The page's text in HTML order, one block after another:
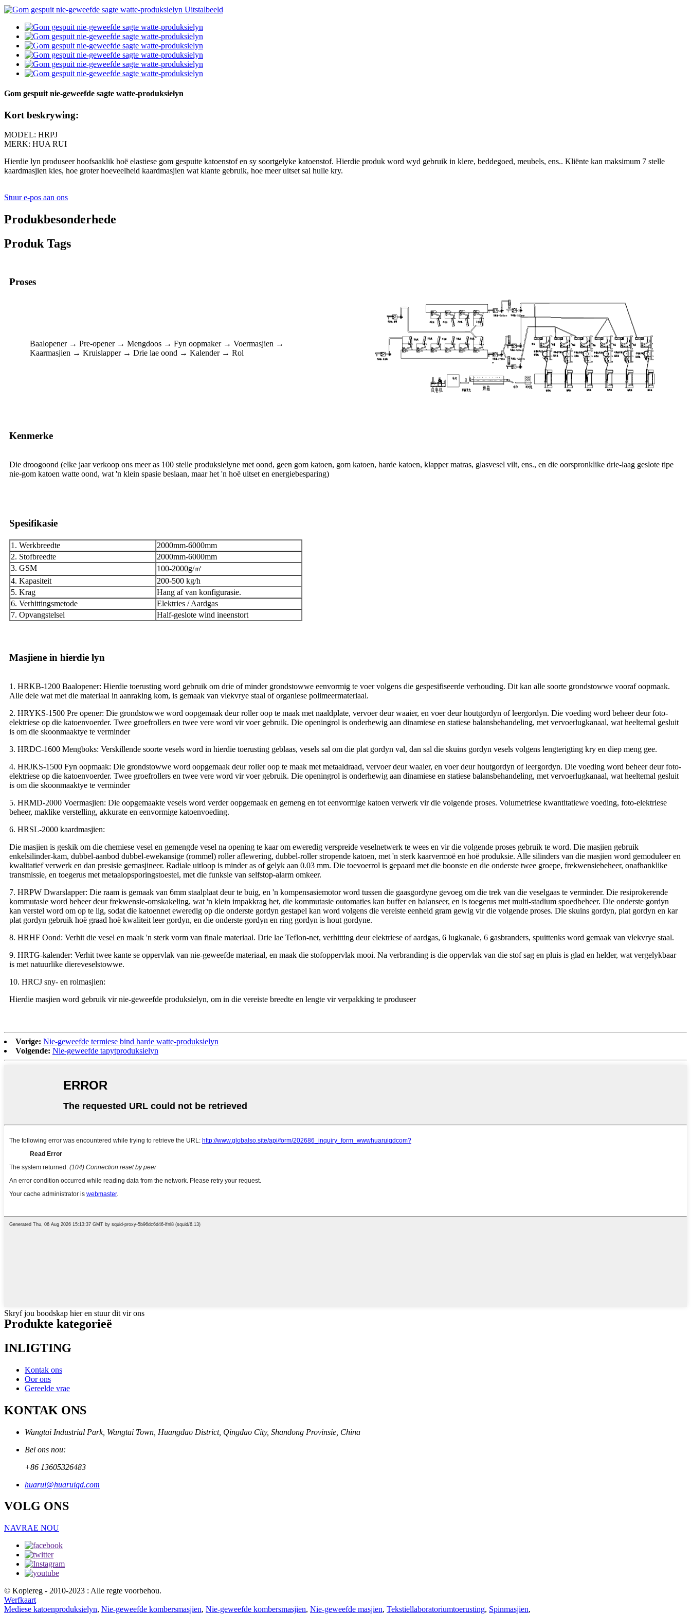
Gom gespuit nie-geweefde sagte watte-produksielyn
Kort beskrywing:
MODEL: HRPJ
MERK: HUA RUI
Hierdie lyn produseer hoofsaaklik hoë elastiese gom gespuite katoenstof en sy soortgelyke katoenstof. Hierdie produk word wyd gebruik in klere, beddegoed, meubels, ens.. Kliënte kan maksimum 7 stelle
kaardmasjien kies, hoe groter hoeveelheid kaardmasjien wat klante gebruik, hoe meer uitset sal hulle kry.
Stuur e-pos aan ons
Produkbesonderhede
Produk Tags
Proses
Baalopener → Pre-opener → Mengdoos → Fyn oopmaker → Voermasjien →
Kaarmasjien → Kruislapper → Drie lae oond → Kalender → Rol
Kenmerke
Die droogoond (elke jaar verkoop ons meer as 100 stelle produksielyne met oond, geen gom katoen, gom katoen, harde katoen, klapper matras, glasvesel vilt, ens., en die oorspronklike drie-laag geslote tipe
nie-gom katoen watte oond, wat 'n klein spasie beslaan, maar het 'n hoë uitset en energiebesparing)
Spesifikasie
1. Werkbreedte
2000mm-6000mm
2. Stofbreedte
2000mm-6000mm
3. GSM
100-2000g/㎡
4. Kapasiteit
200-500 kg/h
5. Krag
Hang af van konfigurasie.
6. Verhittingsmetode
Elektries / Aardgas
7. Opvangstelsel
Half-geslote wind ineenstort
Masjiene in hierdie lyn
1. HRKB-1200 Baalopener: Hierdie toerusting word gebruik om drie of minder grondstowwe eenvormig te voer volgens die gespesifiseerde verhouding. Dit kan alle soorte grondstowwe vooraf oopmaak.
Alle dele wat met die materiaal in aanraking kom, is gemaak van vlekvrye staal of organiese polimeermateriaal.
2. HRYKS-1500 Pre opener: Die grondstowwe word oopgemaak deur roller oop te maak met naaldplate, vervoer deur waaier, en voer deur houtgordyn of leergordyn. Die voeding word beheer deur foto-
elektriese op die katoenvoerder. Twee groefrollers en twee vere word vir voer gebruik. Die openingrol is onderhewig aan dinamiese en statiese balansbehandeling, met vervoerlugkanaal, wat heeltemal gesluit
is om die skoonmaaktye te verminder
3. HRDC-1600 Mengboks: Verskillende soorte vesels word in hierdie toerusting geblaas, vesels sal om die plat gordyn val, dan sal die skuins gordyn vesels volgens lengterigting kry en diep meng gee.
4. HRJKS-1500 Fyn oopmaak: Die grondstowwe word oopgemaak deur roller oop te maak met metaaldraad, vervoer deur waaier, en voer deur houtgordyn of leergordyn. Die voeding word beheer deur foto-
elektriese op die katoenvoerder. Twee groefrollers en twee vere word vir voer gebruik. Die openingrol is onderhewig aan dinamiese en statiese balansbehandeling, met vervoerlugkanaal, wat heeltemal gesluit
is om die skoonmaaktye te verminder
5. HRMD-2000 Voermasjien: Die oopgemaakte vesels word verder oopgemaak en gemeng en tot eenvormige katoen verwerk vir die volgende proses. Volumetriese kwantitatiewe voeding, foto-elektriese
beheer, maklike verstelling, akkurate en eenvormige katoenvoeding.
6. HRSL-2000 kaardmasjien:
Die masjien is geskik om die chemiese vesel en gemengde vesel na opening te kaar om eweredig verspreide veselnetwerk te wees en vir die volgende proses gebruik te word. Die masjien gebruik
enkelsilinder-kam, dubbel-aanbod dubbel-ewekansige (rommel) roller aflewering, dubbel-roller stropende katoen, met 'n sterk kaarvermoë en hoë produksie. Alle silinders van die masjien word gemoduleer en
kwalitatief verwerk en dan presisie gemasjineer. Radiale uitloop is minder as of gelyk aan 0.03 mm. Die toevoerrol is gepaard met die boonste en die onderste twee groepe, frekwensiebeheer, onafhanklike
transmissie, en toegerus met metaalopsporingstoestel, met die funksie van selfstop-alarm omkeer.
7. HRPW Dwarslapper: Die raam is gemaak van 6mm staalplaat deur te buig, en 'n kompensasiemotor word tussen die gaasgordyne gevoeg om die trek van die veselgaas te verminder. Die resiprokerende
kommutasie word beheer deur frekwensie-omskakeling, wat 'n klein impakkrag het, die kommutasie outomaties kan buffer en balanseer, en is toegerus met multi-stadium spoedbeheer. Die onderste gordyn
kan verstel word om op te lig, sodat die katoennet eweredig op die onderste gordyn gestapel kan word volgens die vereiste eenheid gram gewig vir die volgende proses. Die skuins gordyn, plat gordyn en kar
plat gordyn gebruik hoë graad hoë kwaliteit leer gordyn, en die onderste gordyn en ring gordyn is hout gordyne.
8. HRHF Oond: Verhit die vesel en maak 'n sterk vorm van finale materiaal. Drie lae Teflon-net, verhitting deur elektriese of aardgas, 6 lugkanale, 6 gasbranders, spuittenks word gemaak van vlekvrye staal.
9. HRTG-kalender: Verhit twee kante se oppervlak van nie-geweefde materiaal, en maak die stofoppervlak mooi. Na verbranding is die oppervlak van die stof sag en pluis is glad en helder, wat vergelykbaar
is met natuurlike diereveselstowwe.
10. HRCJ sny- en rolmasjien:
Hierdie masjien word gebruik vir nie-geweefde produksielyn, om in die vereiste breedte en lengte vir verpakking te produseer
Vorige: Nie-geweefde termiese bind harde watte-produksielyn
Volgende: Nie-geweefde tapytproduksielyn
Skryf jou boodskap hier en stuur dit vir ons
Produkte kategorieë
INLIGTING
Kontak ons
Oor ons
Gereelde vrae
KONTAK ONS
Wangtai Industrial Park, Wangtai Town, Huangdao District, Qingdao City, Shandong Provinsie, China
Bel ons nou:
+86 13605326483
huarui@huaruiqd.com
VOLG ONS
NAVRAE NOU
© Kopiereg - 2010-2023 : Alle regte voorbehou.
Werfkaart
Mediese katoenproduksielyn, Nie-geweefde kombersmasjien, Nie-geweefde kombersmasjien, Nie-geweefde masjien, Tekstiellaboratoriumtoerusting, Spinmasjien,